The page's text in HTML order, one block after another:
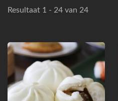
Resultaat 1 - 24 van 24